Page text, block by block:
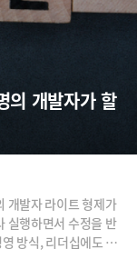
의 개발자가 할
개발자 라이트 형제가
실행하면서 수정을 반
방식, 리더십에도 적